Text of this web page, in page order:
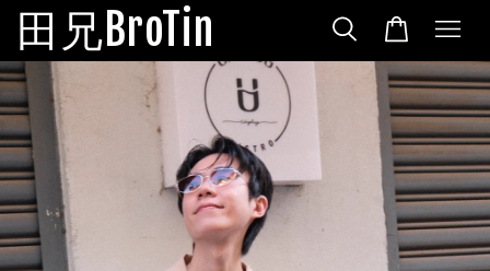
田兄BroTin